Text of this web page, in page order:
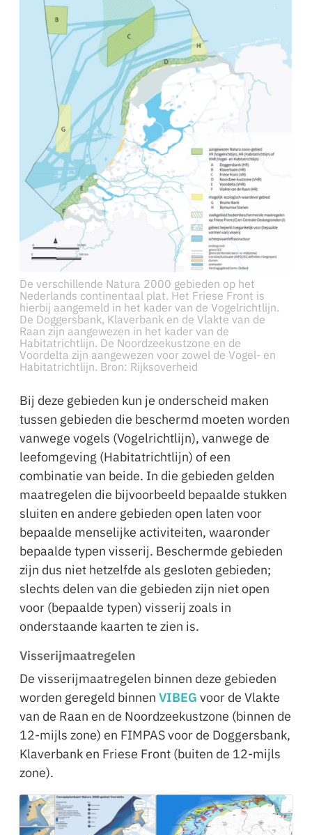
De verschillende Natura 2000 gebieden op het
Nederlands continentaal plat. Het Friese Front is
hierbij aangemeld in het kader van de Vogelrichtlijn.
De Doggersbank, Klaverbank en de Vlakte van de
Raan zijn aangewezen in het kader van de
Habitatrichtlijn. De Noordzeekustzone en de
Voordelta zijn aangewezen voor zowel de Vogel- en
Habitatrichtlijn. Bron: Rijksoverheid
Bij deze gebieden kun je onderscheid maken
tussen gebieden die beschermd moeten worden
vanwege vogels (Vogelrichtlijn), vanwege de
leefomgeving (Habitatrichtlijn) of een
combinatie van beide. In die gebieden gelden
maatregelen die bijvoorbeeld bepaalde stukken
sluiten en andere gebieden open laten voor
bepaalde menselijke activiteiten, waaronder
bepaalde typen visserij. Beschermde gebieden
zijn dus niet hetzelfde als gesloten gebieden;
slechts delen van die gebieden zijn niet open
voor (bepaalde typen) visserij zoals in
onderstaande kaarten te zien is.
Visserijmaatregelen
De visserijmaatregelen binnen deze gebieden
worden geregeld binnen VIBEG voor de Vlakte
van de Raan en de Noordzeekustzone (binnen de
12-mijls zone) en FIMPAS voor de Doggersbank,
Klaverbank en Friese Front (buiten de 12-mijls
zone).